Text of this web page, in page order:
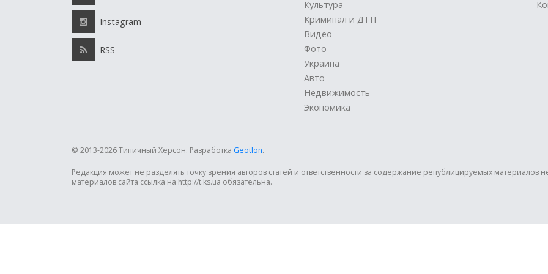
Instagram
RSS
Культура
Криминал и ДТП
Видео
Фото
Украина
Авто
Недвижимость
Экономика
© 2013-2026 Типичный Херсон. Разработка Geotlon.
Редакция может не разделять точку зрения авторов статей и ответственности за содержание републицируемых материалов
материалов сайта ссылка на http://t.ks.ua обязательна.